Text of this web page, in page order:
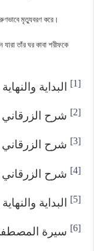
মৃত্যুবরণ করে।
তাঁর ঘর কাবা শরীফকে
[1] البداية والنهاية 2/262
[2] شرح الزرقاني 1/167
[3] شرح الزرقاني 1/168
[4] شرح الزرقاني ١/
[5] البداية والنهاية 2/170
[6] سيرة المصطفى